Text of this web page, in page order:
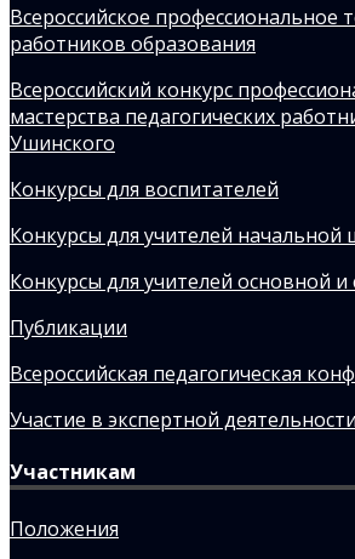
Всероссийское профессиональное
работников образования
Всероссийский конкурс
мастерства педагогических
Ушинского
Конкурсы для воспитателей
Конкурсы для учителей начальной
Конкурсы для учителей основной
Публикации
Всероссийская педагогическая
Участие в экспертной деятельности
Участникам
Положения